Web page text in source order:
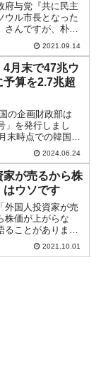
府与党『共に民主
ウル市長となった
さんですが、朴元
）前市長が行って
しを行っていま
たが、「ソウル市
に太陽...
2021.09.14
4月末で47兆ウ
予算を2.7兆超
の企画財政部は
」を発行しまし
末時点での韓国政
ポートです。
きたとおり、韓国
陥ってします。理
2024.06.24
が売るから株
はウソです
外国人投資家が売
株価が上がらな
ることがありま
時に大きな圧力と
すのですが……。
2021.10.01